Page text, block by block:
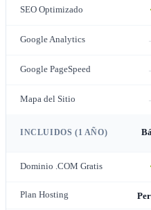
SEO Optimizado
Google Analytics
Google PageSpeed
Mapa del Sitio
INCLUIDOS (1 AÑO)
Dominio .COM Gratis
Plan Hosting